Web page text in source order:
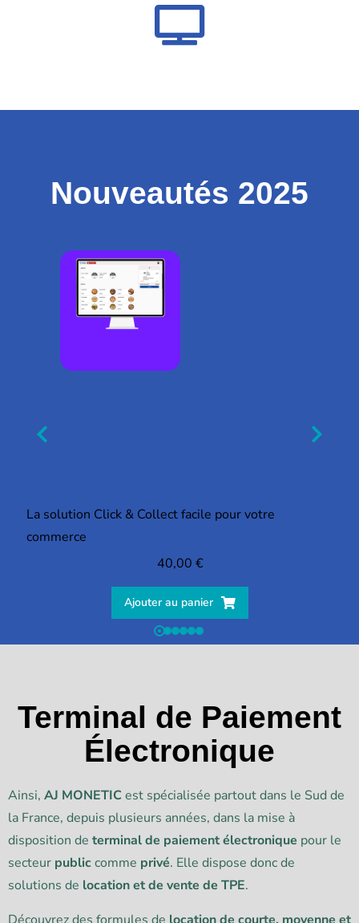
Nouveautés 2025
La solution Click & Collect facile pour votre
commerce
40,00 €
Ajouter au panier
Terminal de Paiement
Électronique
Ainsi, AJ MONETICest spécialisée partout dans le Sud de
la France, depuis plusieurs années, dans la mise à
disposition de terminal de paiement électronique pour le
secteur public comme privé. Elle dispose donc de
solutions de location et de vente de TPE.